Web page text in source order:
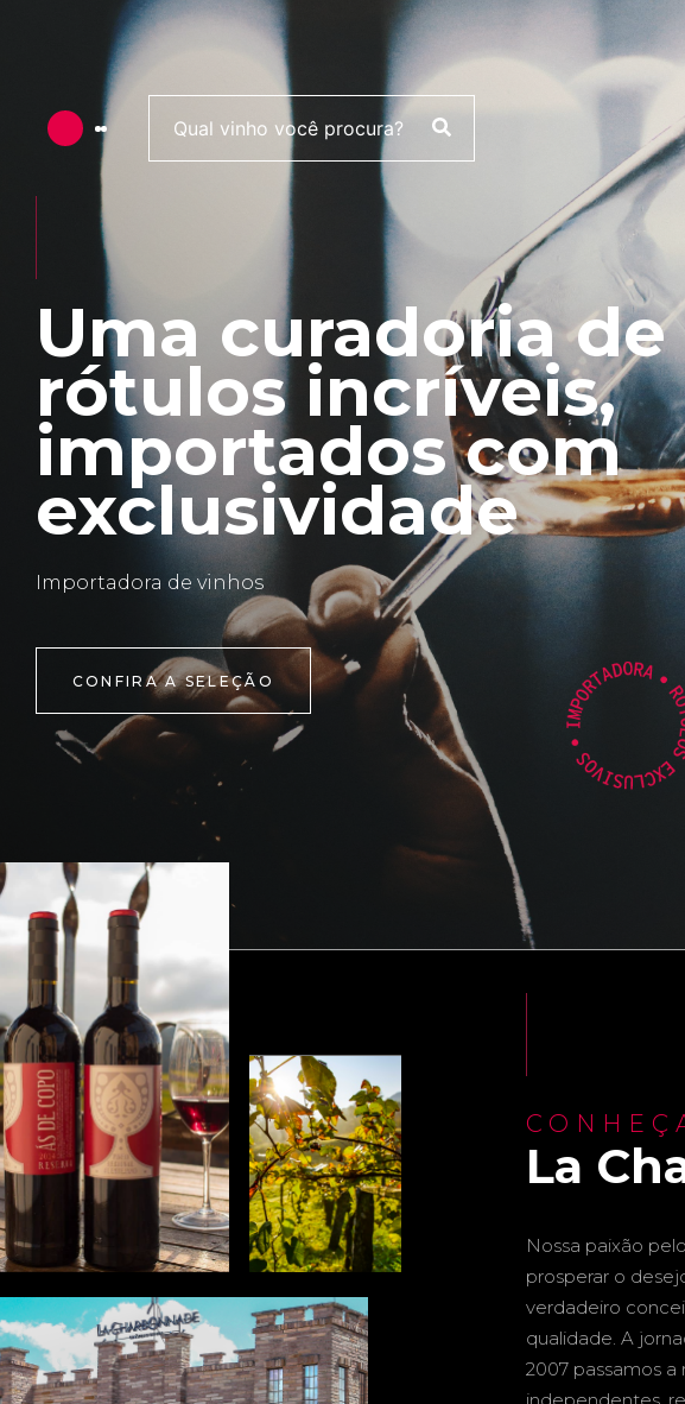
Uma curadoria de
rótulos incríveis,
importados com
exclusividade
Importadora de vinhos
CONFIRA A SELEÇÃO
La
Nossa paixão
prosperar o
verdadeiro
qualidade. A
2007 passamos a